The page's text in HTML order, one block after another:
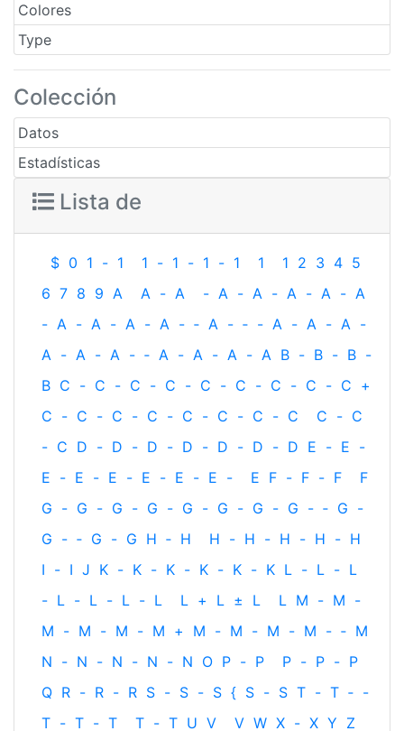
Colores
Type
Colección
Datos
Estadísticas
Lista de
$ 0 1 - 1 1 - 1 - 1 - 1 1 1 2 3 4 5
6 7 8 9 A A - A - A - A - A - A - A
- A - A - A - A - ‐ A - ‐ - A - A - A -
A - A - A - ‐ A - A - A - A B - B - B -
B C - C - C - C - C - C - C - C - C +
C - C - C - C - C - C - C - C C - C
- C D - D - D - D - D - D - D E - E -
E - E - E - E - E - E - E F - F - F
F
G - G - G - G - G - G - G - G - ‐ G -
G - ‐ G - G H ‐ H H - H - H - H - H
I - I J K - K - K - K - K - K L - L - L
- L - L - L - L L + L ± L L M - M -
M - M - M - M + M - M - M - M - ‐ M
N - N - N - N - N O P - P P - P - P
Q R - R - R S - S - S { S - S T - T ‐ -
T - T - T T - T U V V W X - X Y Z